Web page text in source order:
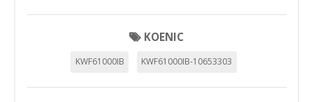
KOENIC
KWF61000IB KWF61000IB-10653303